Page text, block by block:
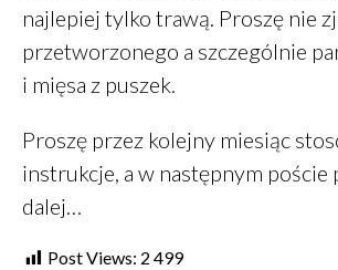
najlepiej tylko trawą. Proszę nie
przetworzonego a szczególnie
i mięsa z puszek.
Proszę przez kolejny miesiąc
instrukcje, a w następnym poście
dalej…
Post Views: 2 499